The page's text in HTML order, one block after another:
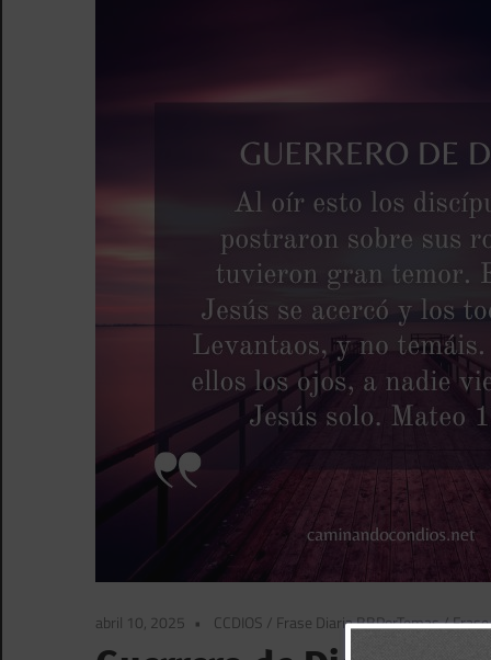
abril 10, 2025 CCDIOS / Frase Diaria BBPorTemas/